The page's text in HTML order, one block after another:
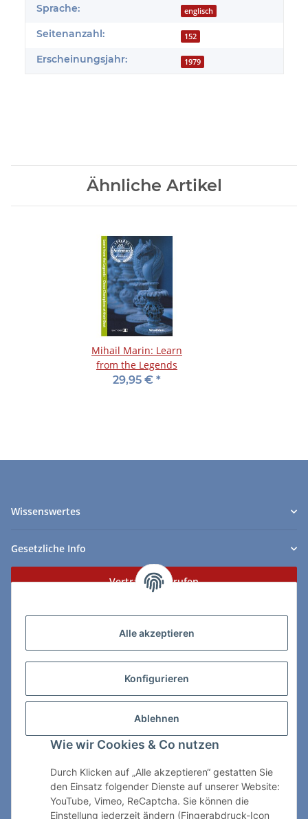
Alle akzeptieren
Konfigurieren
Ablehnen
Wie wir Cookies & Co nutzen
Durch Klicken auf „Alle akzeptieren“ gestatten Sie
den Einsatz folgender Dienste auf unserer Website:
YouTube, Vimeo, ReCaptcha. Sie können die
Einstellung jederzeit ändern (Fingerabdruck-Icon
Sprache: englisch
Seitenanzahl: 152
Erscheinungsjahr: 1979
Ähnliche Artikel
Mihail Marin: Learn
from the Legends
29,95 € *
Wissenswertes
Gesetzliche Info
Vertrag widerrufen
ChessWare Schachversand
89264 Weissenhorn
Telefon: 0 7309 / 7999